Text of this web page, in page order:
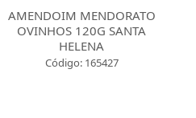
AMENDOIM MENDORATO
OVINHOS 120G SANTA
HELENA
Código: 165427